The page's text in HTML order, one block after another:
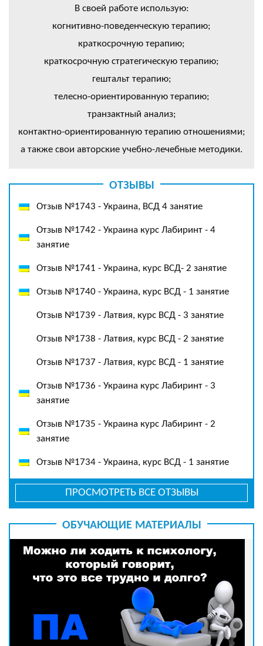
В своей работе использую:
когнитивно-поведенческую терапию;
краткосрочную терапию;
краткосрочную стратегическую терапию;
гештальт терапию;
телесно-ориентированную терапию;
транзактный анализ;
контактно-ориентированную терапию отношениями;
а также свои авторские учебно-лечебные методики.
ОТЗЫВЫ
Отзыв №1743 - Украина, ВСД 4 занятие
Отзыв №1742 - Украина курс Лабиринт - 4
занятие
Отзыв №1741 - Украина, курс ВСД- 2 занятие
Отзыв №1740 - Украина, курс ВСД - 1 занятие
Отзыв №1739 - Латвия, курс ВСД - 3 занятие
Отзыв №1738 - Латвия, курс ВСД - 2 занятие
Отзыв №1737 - Латвия, курс ВСД - 1 занятие
Отзыв №1736 - Украина курс Лабиринт - 3
занятие
Отзыв №1735 - Украина курс Лабиринт - 2
занятие
Отзыв №1734 - Украина, курс ВСД - 1 занятие
ПРОСМОТРЕТЬ ВСЕ ОТЗЫВЫ
ОБУЧАЮЩИЕ МАТЕРИАЛЫ